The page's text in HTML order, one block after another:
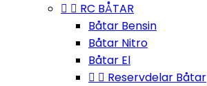
  RC BÅTAR
Båtar Bensin
Båtar Nitro
Båtar El
  Reservdelar Båtar